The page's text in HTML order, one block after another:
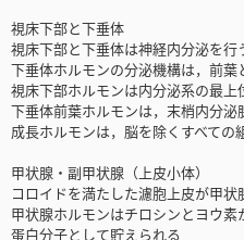
視床下部と下垂体
視床下部と下垂体は神経内分泌を行
下垂体ホルモンの分泌機構は，前葉
視床下部ホルモンは内分泌系の最上
下垂体前葉ホルモンは，末梢内分
成長ホルモンは，脳を除くすべての
甲状腺・副甲状腺（上皮小体）
コロイドを満たした濾胞上皮が甲状
甲状腺ホルモンはチロシンとヨウ
蛋白分子として貯えられる